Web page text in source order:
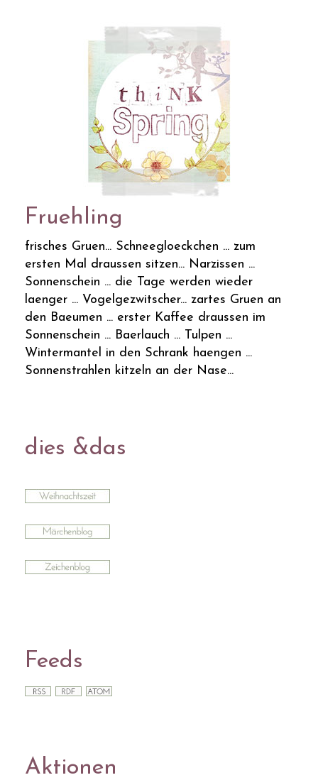
Fruehling
frisches Gruen... Schneegloeckchen ... zum
ersten Mal draussen sitzen... Narzissen ...
Sonnenschein ... die Tage werden wieder
laenger ... Vogelgezwitscher... zartes Gruen an
den Baeumen ... erster Kaffee draussen im
Sonnenschein ... Baerlauch ... Tulpen ...
Wintermantel in den Schrank haengen ...
Sonnenstrahlen kitzeln an der Nase...
dies &das
Feeds
Aktionen